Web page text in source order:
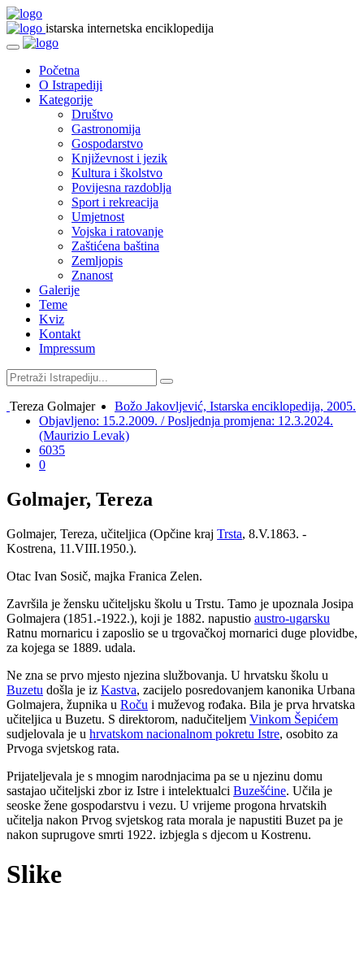
istarska internetska enciklopedija
Početna
O Istrapediji
Kategorije
Društvo
Gastronomija
Gospodarstvo
Književnost i jezik
Kultura i školstvo
Povijesna razdoblja
Sport i rekreacija
Umjetnost
Vojska i ratovanje
Zaštićena baština
Zemljopis
Znanost
Galerije
Teme
Kviz
Kontakt
Impressum
Tereza Golmajer
Božo Jakovljević, Istarska enciklopedija, 2005.
Objavljeno: 15.2.2009. / Posljednja promjena: 12.3.2024.
(Maurizio Levak)
6035
0
Golmajer, Tereza
Golmajer, Tereza, učiteljica (Opčine kraj Trsta, 8.V.1863. -
Kostrena, 11.VIII.1950.).
Otac Ivan Sosič, majka Franica Zelen.
Završila je žensku učiteljsku školu u Trstu. Tamo je upoznala Josipa
Golmajera (1851.-1922.), koji je 1882. napustio austro-ugarsku
Ratnu mornaricu i zaposlio se u trgovačkoj mornarici duge plovidbe,
za kojega se 1889. udala.
Ne zna se prvo mjesto njezina službovanja. U hrvatsku školu u
Buzetu došla je iz Kastva, zacijelo posredovanjem kanonika Urbana
Golmajera, župnika u Roču i muževog rođaka. Bila je prva hrvatska
učiteljica u Buzetu. S direktorom, nadučiteljem Vinkom Šepićem
sudjelovala je u hrvatskom nacionalnom pokretu Istre, osobito za
Prvoga svjetskog rata.
Prijateljevala je s mnogim narodnjacima pa se u njezinu domu
sastajao učiteljski zbor iz Istre i intelektualci Buzešćine. Učila je
seoske žene gospodarstvu i vezu. U vrijeme progona hrvatskih
učitelja nakon Prvog svjetskog rata morala je napustiti Buzet pa je
nakon suprugove smrti 1922. izbjegla s djecom u Kostrenu.
Slike